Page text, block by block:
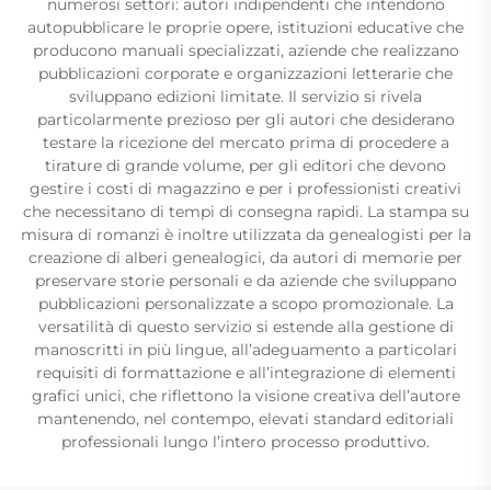
numerosi settori: autori indipendenti che intendono
autopubblicare le proprie opere, istituzioni educative che
producono manuali specializzati, aziende che realizzano
pubblicazioni corporate e organizzazioni letterarie che
sviluppano edizioni limitate. Il servizio si rivela
particolarmente prezioso per gli autori che desiderano
testare la ricezione del mercato prima di procedere a
tirature di grande volume, per gli editori che devono
gestire i costi di magazzino e per i professionisti creativi
che necessitano di tempi di consegna rapidi. La stampa su
misura di romanzi è inoltre utilizzata da genealogisti per la
creazione di alberi genealogici, da autori di memorie per
preservare storie personali e da aziende che sviluppano
pubblicazioni personalizzate a scopo promozionale. La
versatilità di questo servizio si estende alla gestione di
manoscritti in più lingue, all’adeguamento a particolari
requisiti di formattazione e all’integrazione di elementi
grafici unici, che riflettono la visione creativa dell’autore
mantenendo, nel contempo, elevati standard editoriali
professionali lungo l’intero processo produttivo.